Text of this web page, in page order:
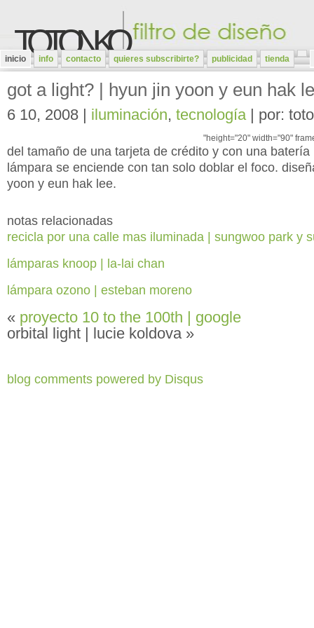
TOTONKO
inicio info contacto quieres subscribirte? publicidad tienda
got a light? | hyun jin yoon y eun hak
6 10, 2008 | iluminación, tecnología| por: toto
"height="20" width="90"
del tamaño de una tarjeta de crédito y con una
lámpara se enciende con tan solo doblar el foco.
yoon y eun hak lee.
notas relacionadas
recicla por una calle mas iluminada | sungwoo park y
lámparas knoop | la-lai chan
lámpara ozono | esteban moreno
« proyecto 10 to the 100th | google
orbital light | lucie koldova »
blog comments powered by Disqus